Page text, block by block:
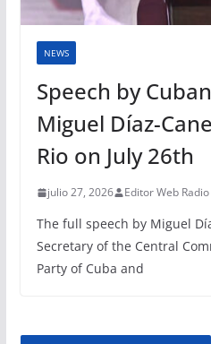
NEWS
Speech by
Miguel Díaz-
Rio on July 26th
julio 27, 2026 Editor Web
The full speech by Miguel
Secretary of the Central
Party of Cuba and